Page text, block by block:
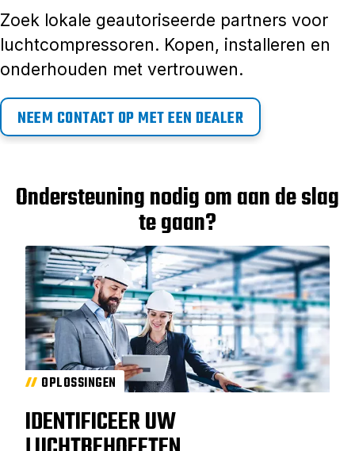
Zoek lokale geautoriseerde partners voor
luchtcompressoren. Kopen, installeren en
onderhouden met vertrouwen.
NEEM CONTACT OP MET EEN DEALER
Ondersteuning nodig om aan de slag
te gaan?
OPLOSSINGEN
IDENTIFICEER UW